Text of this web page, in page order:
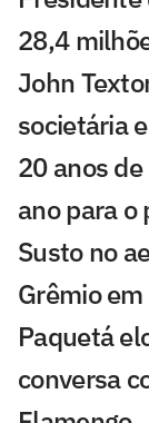
28,4
John
societária
20 anos
ano para o
Susto no
Grêmio
Paquetá
conversa